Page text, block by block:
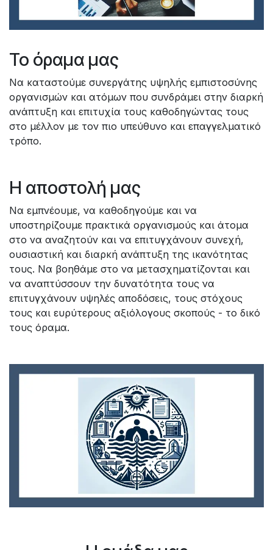
Το όραμα μας
Να καταστούμε συνεργάτης υψηλής εμπιστοσύνης
οργανισμών και ατόμων που συνδράμει στην διαρκή
ανάπτυξη και επιτυχία τους καθοδηγώντας τους
στο μέλλον με τον πιο υπεύθυνο και επαγγελματικό
τρόπο.
Η αποστολή μας
Να εμπνέουμε, να καθοδηγούμε και να
υποστηρίζουμε πρακτικά οργανισμούς και άτομα
στο να αναζητούν και να επιτυγχάνουν συνεχή,
ουσιαστική και διαρκή ανάπτυξη της ικανότητας
τους. Να βοηθάμε στο να μετασχηματίζονται και
να αναπτύσσουν την δυνατότητα τους να
επιτυγχάνουν υψηλές αποδόσεις, τους στόχους
τους και ευρύτερους αξιόλογους σκοπούς - το δικό
τους όραμα.​